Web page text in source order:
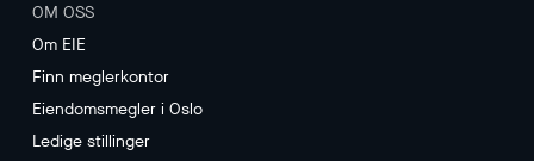
OM OSS
Om EIE
Finn meglerkontor
Eiendomsmegler i Oslo
Ledige stillinger